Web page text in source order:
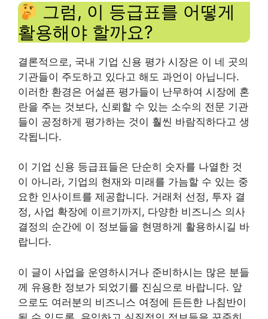
그럼, 이 등급표를 어떻게
활용해야 할까요?
결론적으로, 국내 기업 신용 평가 시장은 이 네 곳의
기관들이 주도하고 있다고 해도 과언이 아닙니다.
이러한 환경은 어설픈 평가들이 난무하여 시장에 혼
란을 주는 것보다, 신뢰할 수 있는 소수의 전문 기관
들이 공정하게 평가하는 것이 훨씬 바람직하다고 생
각됩니다.
이 기업 신용 등급표들은 단순히 숫자를 나열한 것
이 아니라, 기업의 현재와 미래를 가늠할 수 있는 중
요한 인사이트를 제공합니다. 거래처 선정, 투자 결
정, 사업 확장에 이르기까지, 다양한 비즈니스 의사
결정의 순간에 이 정보들을 현명하게 활용하시길 바
랍니다.
이 글이 사업을 운영하시거나 준비하시는 많은 분들
께 유용한 정보가 되었기를 진심으로 바랍니다. 앞
으로도 여러분의 비즈니스 여정에 든든한 나침반이